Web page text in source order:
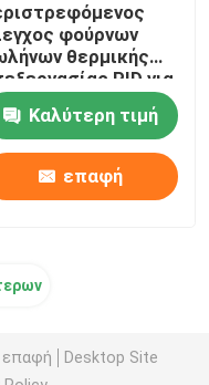
φούρνων
θερμικής
PID για
και την
Καλύτερη τιμή
επαφή
επαφή
Desktop Site